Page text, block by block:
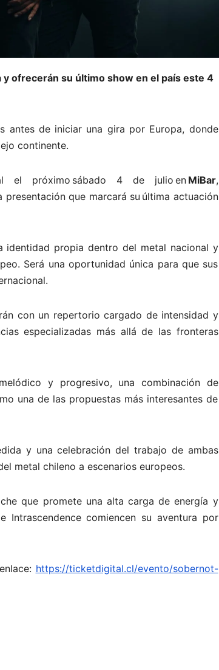
ofrecerán su último show en el país este 4
antes de iniciar una gira por Europa, donde
continente.
el próximo sábado 4 de julio en MiBar,
presentación que marcará su última actuación
identidad propia dentro del metal nacional y
Será una oportunidad única para que sus
con un repertorio cargado de intensidad y
especializadas más allá de las fronteras
y progresivo, una combinación de
una de las propuestas más interesantes de
y una celebración del trabajo de ambas
metal chileno a escenarios europeos.
que promete una alta carga de energía y
comiencen su aventura por
https://ticketdigital.cl/evento/sobernot-